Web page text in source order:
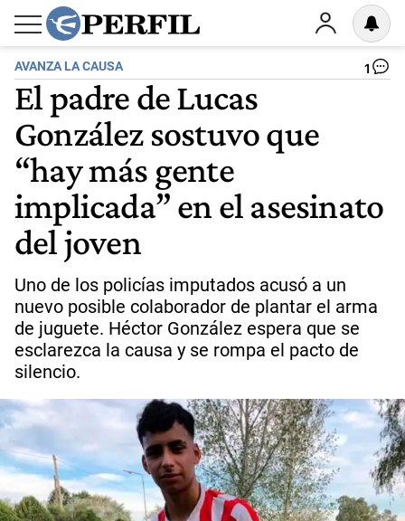
AVANZA LA CAUSA 1
El padre de Lucas
González sostuvo que
“hay más gente
implicada” en el asesinato
del joven
Uno de los policías imputados acusó a un
nuevo posible colaborador de plantar el arma
de juguete. Héctor González espera que se
esclarezca la causa y se rompa el pacto de
silencio.